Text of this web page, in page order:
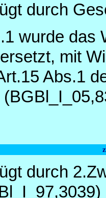
durch
wurde das
mit
Abs.1
durch